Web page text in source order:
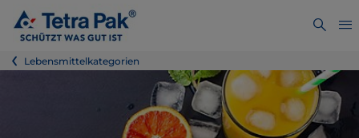
Lebensmittelkategorien